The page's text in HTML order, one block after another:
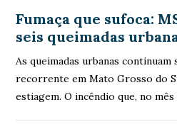
Fumaça que sufoca:
seis queimadas
As queimadas urbanas
recorrente em Mato Grosso do
estiagem. O incêndio que, no mês